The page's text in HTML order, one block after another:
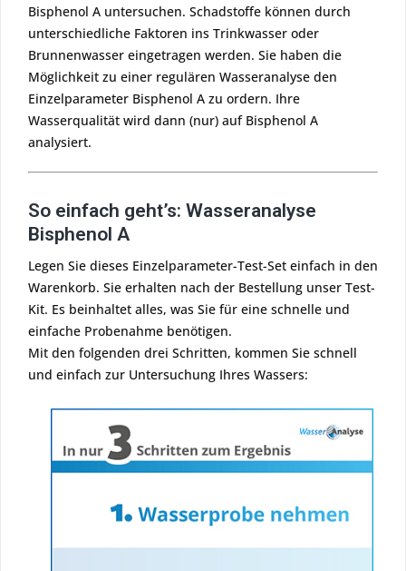
Bisphenol A untersuchen. Schadstoffe können durch
unterschiedliche Faktoren ins Trinkwasser oder
Brunnenwasser eingetragen werden. Sie haben die
Möglichkeit zu einer regulären Wasseranalyse den
Einzelparameter Bisphenol A zu ordern. Ihre
Wasserqualität wird dann (nur) auf Bisphenol A
analysiert.
So einfach geht’s: Wasseranalyse
Bisphenol A
Legen Sie dieses Einzelparameter-Test-Set einfach in den
Warenkorb. Sie erhalten nach der Bestellung unser Test-
Kit. Es beinhaltet alles, was Sie für eine schnelle und
einfache Probenahme benötigen.
Mit den folgenden drei Schritten, kommen Sie schnell
und einfach zur Untersuchung Ihres Wassers: